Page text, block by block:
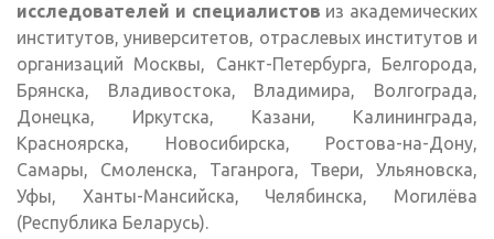
исследователей и специалистов из академических
институтов, университетов, отраслевых институтов и
организаций Москвы, Санкт-Петербурга, Белгорода,
Брянска, Владивостока, Владимира, Волгограда,
Донецка, Иркутска, Казани, Калининграда,
Красноярска, Новосибирска, Ростова-на-Дону,
Самары, Смоленска, Таганрога, Твери, Ульяновска,
Уфы, Ханты-Мансийска, Челябинска, Могилёва
(Республика Беларусь).